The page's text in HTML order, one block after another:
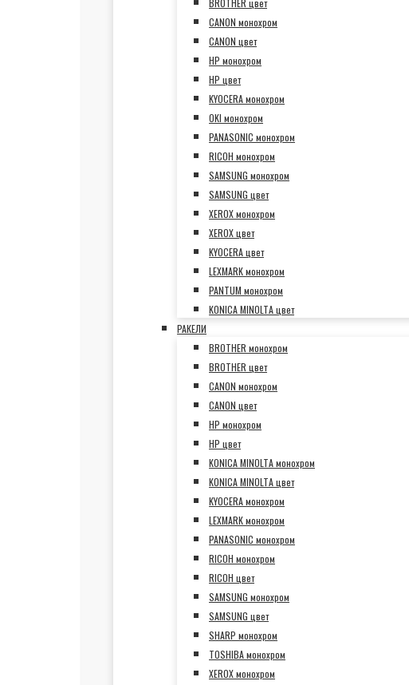
BROTHER цвет
CANON монохром
CANON цвет
HP монохром
HP цвет
KYOCERA монохром
OKI монохром
PANASONIC монохром
RICOH монохром
SAMSUNG монохром
SAMSUNG цвет
XEROX монохром
XEROX цвет
KYOCERA цвет
LEXMARK монохром
PANTUM монохром
KONICA MINOLTA цвет
РАКЕЛИ
BROTHER монохром
BROTHER цвет
CANON монохром
CANON цвет
HP монохром
HP цвет
KONICA MINOLTA монохром
KONICA MINOLTA цвет
KYOCERA монохром
LEXMARK монохром
PANASONIC монохром
RICOH монохром
RICOH цвет
SAMSUNG монохром
SAMSUNG цвет
SHARP монохром
TOSHIBA монохром
XEROX монохром